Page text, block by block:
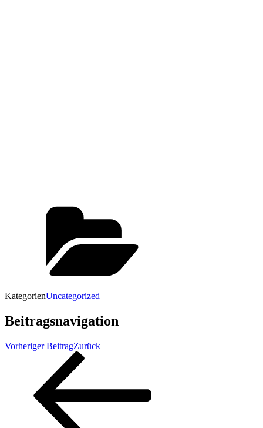
KategorienUncategorized
Beitragsnavigation
Vorheriger BeitragZurück